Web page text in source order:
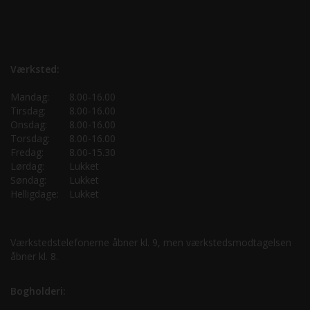
Værksted:
Mandag:
8.00-16.00
Tirsdag:
8.00-16.00
Onsdag:
8.00-16.00
Torsdag:
8.00-16.00
Fredag:
8.00-15.30
Lørdag:
Lukket
Søndag:
Lukket
Helligdage:
Lukket
Værkstedstelefonerne åbner kl. 9, men værkstedsmodtagelsen
åbner kl. 8.
Bogholderi: